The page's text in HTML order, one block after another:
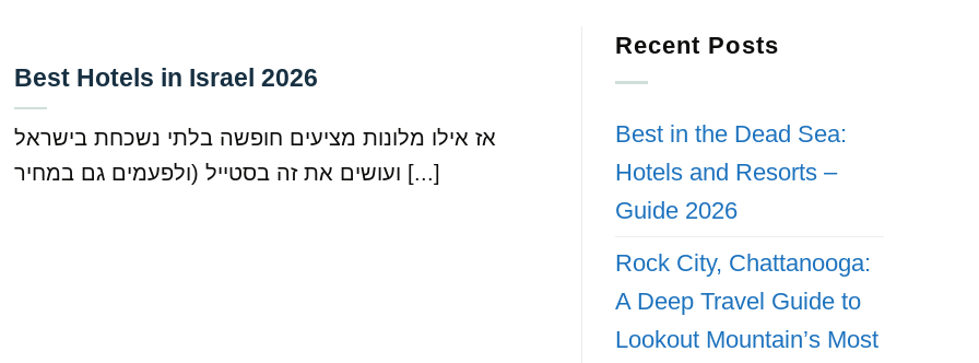
Best Hotels in Israel 2026
אז אילו מלונות מציעים חופשה בלתי נשכחת בישראל
ועושים את זה בסטייל (ולפעמים גם במחיר [...]
Recent Posts
Best in the Dead Sea:
Hotels and Resorts –
Guide 2026
Rock City, Chattanooga:
A Deep Travel Guide to
Lookout Mountain’s Most